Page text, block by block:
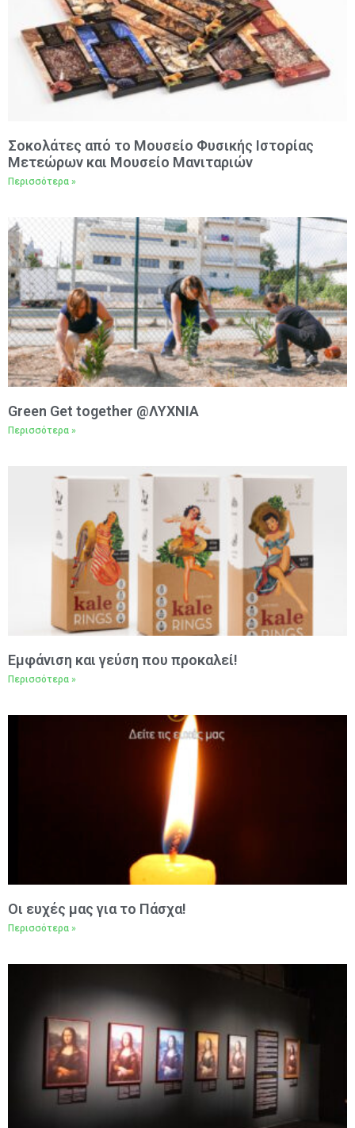
Σοκολάτες από το Μουσείο Φυσικής Ιστορίας
Μετεώρων και Μουσείο Μανιταριών
Περισσότερα »
Green Get together @ΛΥΧΝΙΑ
Περισσότερα »
Εμφάνιση και γεύση που προκαλεί!
Περισσότερα »
Oι ευχές μας για το Πάσχα!
Περισσότερα »